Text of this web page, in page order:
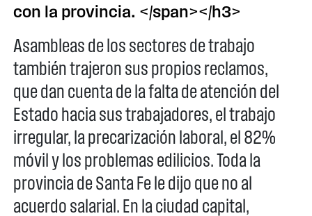
con la provincia. </span></h3>
Asambleas de los sectores de trabajo
también trajeron sus propios reclamos,
que dan cuenta de la falta de atención del
Estado hacia sus trabajadores, el trabajo
irregular, la precarización laboral, el 82%
móvil y los problemas edilicios. Toda la
provincia de Santa Fe le dijo que no al
acuerdo salarial. En la ciudad capital,